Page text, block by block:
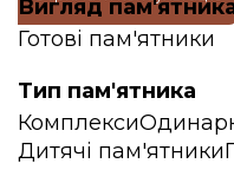
Вигляд
Готові пам'ятники
Тип пам'ятника
Комплекси
Дитячі пам'ятники